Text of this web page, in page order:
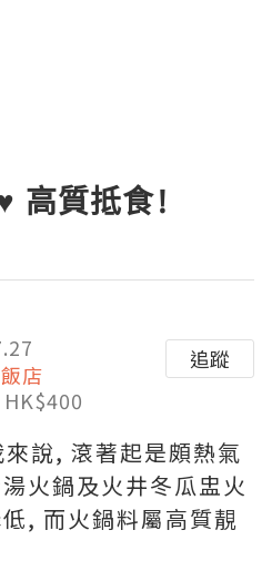
高質抵食!
店
HK$400
追蹤
說, 滾著起是頗熱氣
火鍋及火井冬瓜盅火
, 而火鍋料屬高質靚